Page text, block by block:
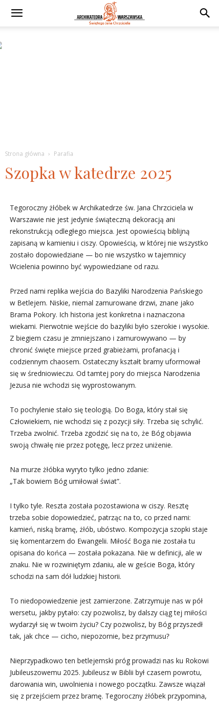
Strona główna Parafia
Szopka w katedrze 2025
Tegoroczny żłóbek w Archikatedrze św. Jana Chrzciciela w
Warszawie nie jest jedynie świąteczną dekoracją ani
rekonstrukcją odległego miejsca. Jest opowieścią biblijną
zapisaną w kamieniu i ciszy. Opowieścią, w której nie wszystko
zostało dopowiedziane — bo nie wszystko w tajemnicy
Wcielenia powinno być wypowiedziane od razu.
Przed nami replika wejścia do Bazyliki Narodzenia Pańskiego
w Betlejem. Niskie, niemal zamurowane drzwi, znane jako
Brama Pokory. Ich historia jest konkretna i naznaczona
wiekami. Pierwotnie wejście do bazyliki było szerokie i wysokie.
Z biegiem czasu je zmniejszano i zamurowywano — by
chronić święte miejsce przed grabieżami, profanacją i
codziennym chaosem. Ostateczny kształt bramy uformował
się w średniowieczu. Od tamtej pory do miejsca Narodzenia
Jezusa nie wchodzi się wyprostowanym.
To pochylenie stało się teologią. Do Boga, który stał się
Człowiekiem, nie wchodzi się z pozycji siły. Trzeba się schylić.
Trzeba zwolnić. Trzeba zgodzić się na to, że Bóg objawia
swoją chwałę nie przez potęgę, lecz przez uniżenie.
Na murze żłóbka wyryto tylko jedno zdanie:
„Tak bowiem Bóg umiłował świat”.
I tylko tyle. Reszta została pozostawiona w ciszy. Resztę
trzeba sobie dopowiedzieć, patrząc na to, co przed nami:
kamień, niską bramę, żłób, ubóstwo. Kompozycja szopki staje
się komentarzem do Ewangelii. Miłość Boga nie została tu
opisana do końca — została pokazana. Nie w definicji, ale w
znaku. Nie w rozwiniętym zdaniu, ale w geście Boga, który
schodzi na sam dół ludzkiej historii.
To niedopowiedzenie jest zamierzone. Zatrzymuje nas w pół
wersetu, jakby pytało: czy pozwolisz, by dalszy ciąg tej miłości
wydarzył się w twoim życiu? Czy pozwolisz, by Bóg przyszedł
tak, jak chce — cicho, niepozornie, bez przymusu?
Nieprzypadkowo ten betlejemski próg prowadzi nas ku Rokowi
Jubileuszowemu 2025. Jubileusz w Biblii był czasem powrotu,
darowania win, uwolnienia i nowego początku. Zawsze wiązał
się z przejściem przez bramę. Tegoroczny żłóbek przypomina,